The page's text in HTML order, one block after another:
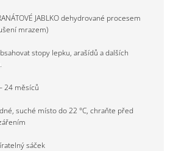
JABLKO dehydrované procesem
mrazem)
stopy lepku, arašídů a dalších
24 měsíců
suché místo do 22 °C, chraňte před
sáček